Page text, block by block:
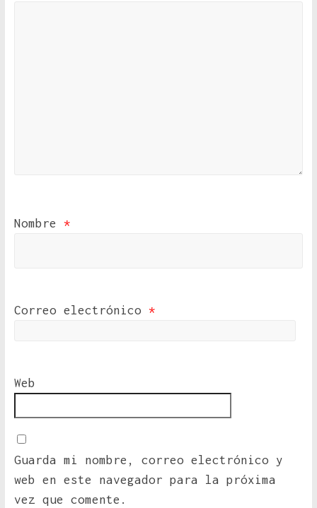
Nombre *
Correo electrónico *
Web
Guarda mi nombre, correo electrónico y
web en este navegador para la próxima
vez que comente.